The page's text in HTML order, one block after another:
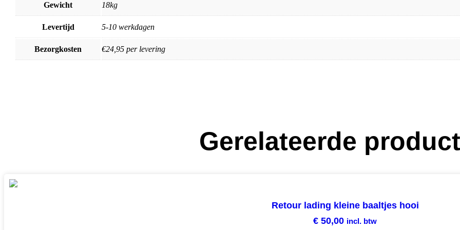
Gewicht 18kg
Levertijd 5-10 werkdagen
Bezorgkosten €24,95 per levering
Gerelateerde
Retour lading kleine baaltjes hooi
€ 50,00 incl. btw